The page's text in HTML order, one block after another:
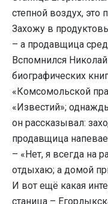
степной воздух,
Захожу в
– а продавщица
Вспомнился
биографических
«Комсомольской
«Известий»;
он рассказывал:
продавщица
– «Нет, я всегда на
отдыхаю; а домой
И вот ещё какая
станица –